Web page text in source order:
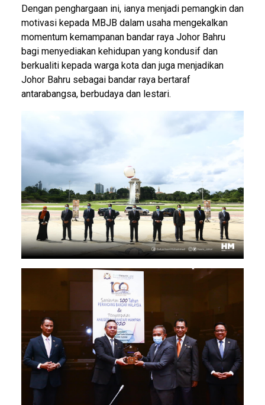
Dengan penghargaan ini, ianya menjadi pemangkin dan
motivasi kepada MBJB dalam usaha mengekalkan
momentum kemampanan bandar raya Johor Bahru
bagi menyediakan kehidupan yang kondusif dan
berkualiti kepada warga kota dan juga menjadikan
Johor Bahru sebagai bandar raya bertaraf
antarabangsa, berbudaya dan lestari.